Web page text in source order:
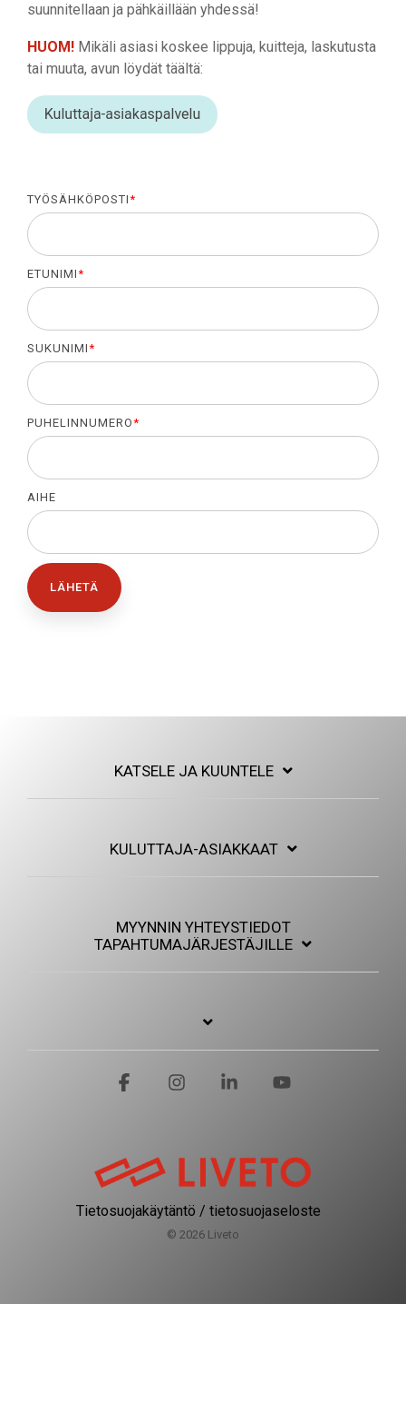
suunnitellaan ja pähkäillään yhdessä!
HUOM! Mikäli asiasi koskee lippuja, kuitteja, laskutusta
tai muuta, avun löydät täältä:
TYÖSÄHKÖPOSTI*
ETUNIMI*
SUKUNIMI*
PUHELINNUMERO*
AIHE
KATSELE JA KUUNTELE
KULUTTAJA-ASIAKKAAT
MYYNNIN YHTEYSTIEDOT
TAPAHTUMAJÄRJESTÄJILLE
Tietosuojakäytäntö / tietosuojaseloste
© 2026 Liveto
FacebookInstagram Linkedin